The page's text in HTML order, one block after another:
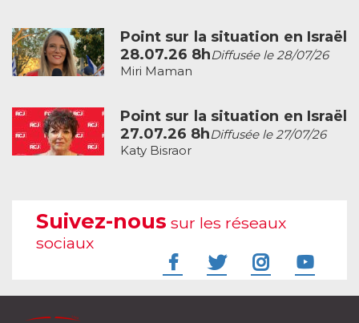
Point sur la situation en Israël
28.07.26 8hDiffusée le 28/07/26
Miri Maman
Point sur la situation en Israël
27.07.26 8hDiffusée le 27/07/26
Katy Bisraor
Suivez-nous sur les réseaux
sociaux